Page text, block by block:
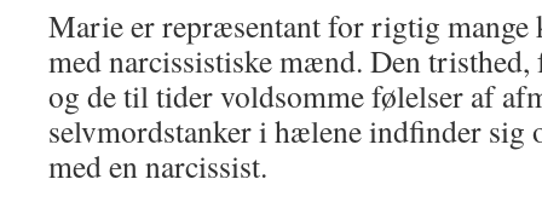
Marie er repræsentant for rigtig
med narcissistiske mænd. Den
og de til tider voldsomme følelser af
selvmordstanker i hælene indfinder sig
med en narcissist.